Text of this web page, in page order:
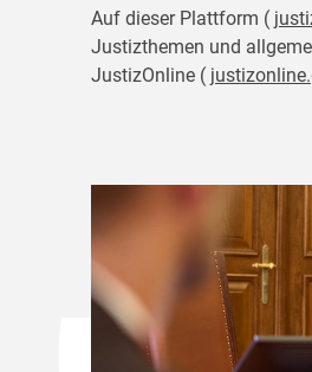
Auf dieser Plattform (
Justizthemen und
JustizOnline (